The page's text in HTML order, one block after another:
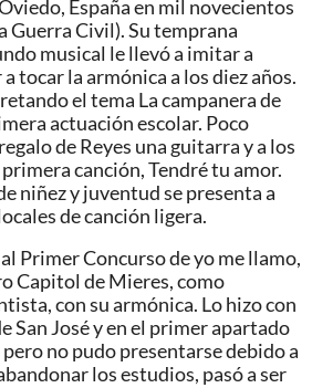
España en mil novecientos
Guerra Civil). Su temprana
musical le llevó a imitar a
tocar la armónica a los diez años.
el tema La campanera de
actuación escolar. Poco
de Reyes una guitarra y a los
canción, Tendré tu amor.
niñez y juventud se presenta a
de canción ligera.
Primer Concurso de yo me llamo,
Capitol de Mieres, como
con su armónica. Lo hizo con
San José y en el primer apartado
no pudo presentarse debido a
los estudios, pasó a ser